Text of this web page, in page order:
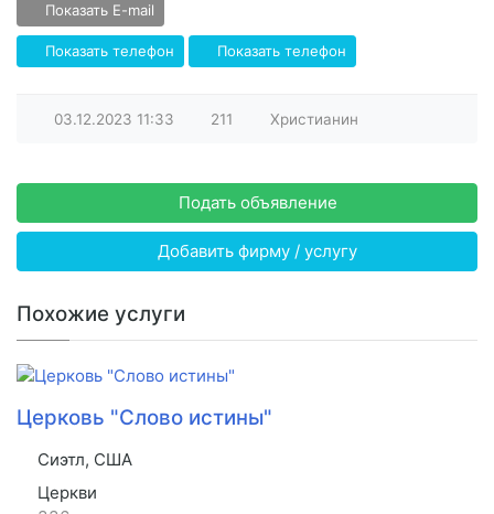
Показать E-mail
Показать телефон Показать телефон
03.12.2023 11:33 211 Христианин
Подать объявление
Добавить фирму / услугу
Похожие услуги
Церковь "Слово истины"
Сиэтл, США
Церкви